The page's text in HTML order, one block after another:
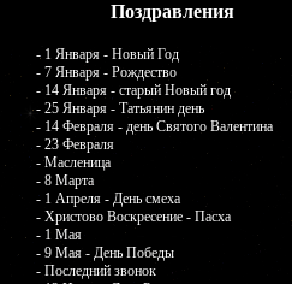
Поздравления
- 1 Января - Новый Год
- 7 Января - Рождество
- 14 Января - старый Новый год
- 25 Января - Татьянин день
- 14 Февраля - день Святого Валентина
- 23 Февраля
- Масленица
- 8 Марта
- 1 Апреля - День смеха
- Христово Воскресение - Пасха
- 1 Мая
- 9 Мая - День Победы
- Последний звонок